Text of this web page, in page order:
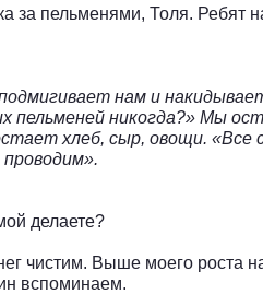
за пельменями, Толя. Ребят
нам и
пельменей никогда?» Мы
хлеб, сыр, овощи. «Все
проводим».
делаете?
чистим. Выше моего роста
вспоминаем.